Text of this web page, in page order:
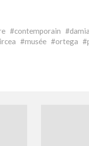
contemporain
musée ortega